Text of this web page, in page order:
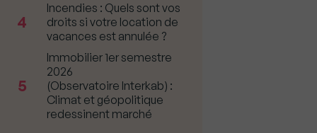
4
Incendies : Quels sont vos
droits si votre location de
vacances est annulée ?
5
Immobilier 1er semestre
2026
(Observatoire Interkab) :
Climat et géopolitique
redessinent marché